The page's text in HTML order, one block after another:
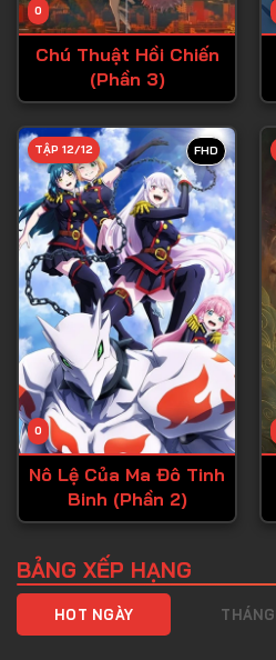
Tập 36
Tập 39
Tập 40
Tập 41
Tập 42
Tập 43
Tập 44
Tập 45
Tập 46
Tập 47
Tập 49
0
Chú Thuật Hồi Chiến
(Phần 3)
FHD
0
TẬP 12/12
Nô Lệ Của Ma Đô Tinh
Binh (Phần 2)
BẢNG XẾP HẠNG
HOT NGÀY THÁNG